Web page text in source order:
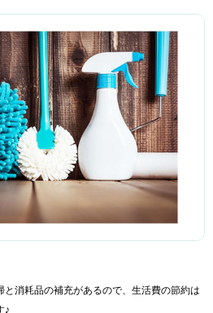
消耗品の補充があるので、生活費の節約は
♪